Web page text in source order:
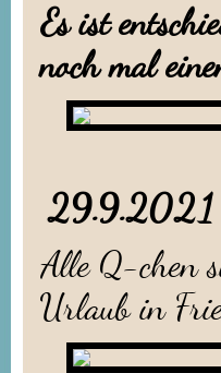
Es ist
noch mal
Alle Q-chen
Urlaub in